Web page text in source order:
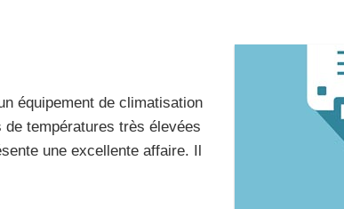
équipement de climatisation
températures très élevées
une excellente affaire. Il